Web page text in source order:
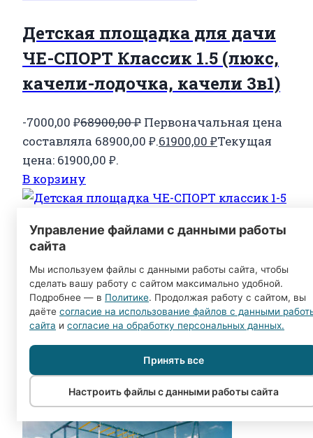
Детская площадка для дачи
ЧЕ-СПОРТ Классик 1.5 (люкс,
качели-лодочка, качели 3в1)
-7000,00 ₽68900,00₽ Первоначальная цена
составляла 68900,00 ₽.61900,00 ₽Текущая
цена: 61900,00 ₽.
В корзину
Детская площадка для дачи
ЧЕ-СПОРТ Классик 1.5 (люкс,
качели-лодочка, качели 2в1)
-7000,00₽67900,00₽Первоначальная цена
составляла 67900,00 ₽.60900,00
цена: 60900,00 ₽.
В корзину
Управление файлами с данными работы
сайта
Мы используем файлы с данными работы сайта, чтобы
сделать вашу работу с сайтом максимально удобной.
Подробнее — в Политике. Продолжая работу с сайтом, вы
даёте согласие на использование файлов с данными
сайта и согласие на обработку персональных данных.
Принять все
Настроить файлы с данными работы сайта